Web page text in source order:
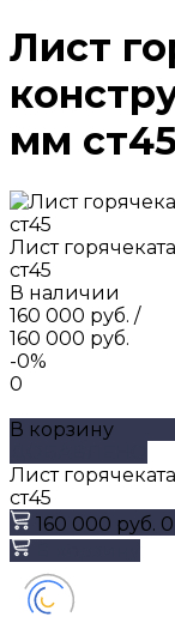
Лист
мм ст45
Лист
ст45
В наличии
160 000 руб. /
160 000 руб.
-0%
0
В корзину
Лист
ст45
160 000 руб. 0